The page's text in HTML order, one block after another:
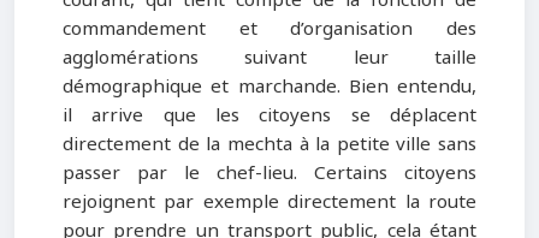
commandement et d’organisation des
agglomérations suivant leur taille
démographique et marchande. Bien entendu,
il arrive que les citoyens se déplacent
directement de la mechta à la petite ville sans
passer par le chef-lieu. Certains citoyens
rejoignent par exemple directement la route